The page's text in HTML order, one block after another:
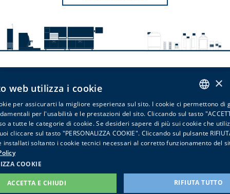
Bio-Optica Milano Spa
Iscriviti alla newsletter Privacy Cookies
Procedura
Whistleblowing
PIVA - VAT Nr: IT06754140157 T - Tribunale
Milano REA n. 1118800
ITALIAN
ENGLISH
×
web utilizza i cookie
per assicurarti la migliore esperienza sul sito. I cookie ci permettono di
per l'usabilità e le prestazioni del sito. Cliccando sul tasto
a tutte le categorie di cookie. Se desideri sapere di più sui cookie che
cliccare sul tasto "PERSONALIZZA COOKIE". Cliccando sul pulsante
installati soltanto i cookie tecnici necessari al corretto funzionamento del
COOKIE
ACCETTA E CHIUDI RIFIUTA TUTTO